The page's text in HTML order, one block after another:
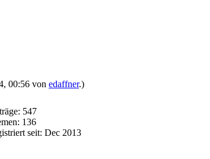
00:56 von edaffner.)
547
136
seit: Dec 2013